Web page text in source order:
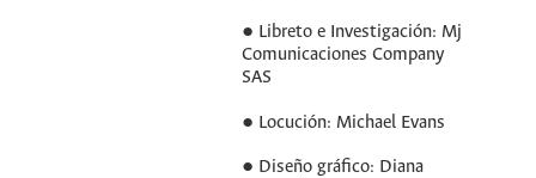
● Libreto e Investigación: Mj
Comunicaciones Company
SAS
● Locución: Michael Evans
● Diseño gráfico: Diana